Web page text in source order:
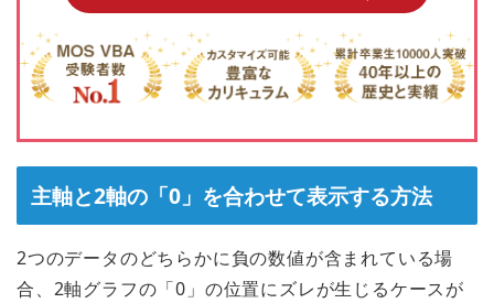
主軸と2軸の「0」を合わせて表示する方法
2つのデータのどちらかに負の数値が含まれている場
合、2軸グラフの「0」の位置にズレが生じるケースが